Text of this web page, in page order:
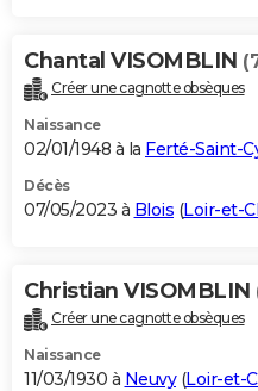
Bricolage
Lifestyle
Culture
Sport
Auto
Television
Voyage
Cinema
Chantal VISOMBLIN
Créer une cagnotte obsèques
Naissance
02/01/1948 à la Ferté-Saint-
Décès
07/05/2023 à Blois (Loir-et-
Christian VISOMBLIN
Créer une cagnotte obsèques
Naissance
11/03/1930 à Neuvy(Loir-et-